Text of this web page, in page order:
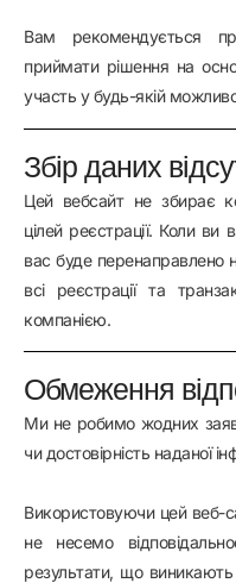
Вам рекомендується
приймати рішення на
участь у будь-якій
Збір даних
Цей вебсайт не збирає
цілей реєстрації. Коли ви
вас буде перенаправлено
всі реєстрації та
компанією.
Обмеження
Ми не робимо жодних заяв
чи достовірність наданої
Використовуючи цей веб-
не несемо
результати, що виникають